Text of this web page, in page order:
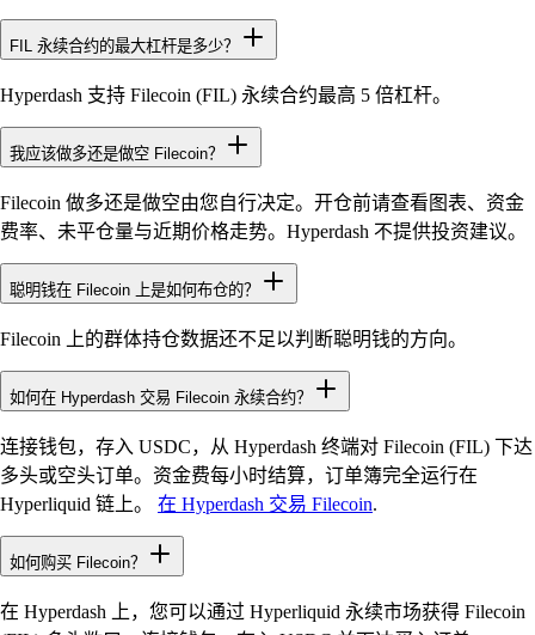
FIL 永续合约的最大杠杆是多少？
Hyperdash 支持 Filecoin (FIL) 永续合约最高 5 倍杠杆。
我应该做多还是做空 Filecoin？
Filecoin 做多还是做空由您自行决定。开仓前请查看图表、资金
费率、未平仓量与近期价格走势。Hyperdash 不提供投资建议。
聪明钱在 Filecoin 上是如何布仓的？
Filecoin 上的群体持仓数据还不足以判断聪明钱的方向。
如何在 Hyperdash 交易 Filecoin 永续合约？
连接钱包，存入 USDC，从 Hyperdash 终端对 Filecoin (FIL) 下达
多头或空头订单。资金费每小时结算，订单簿完全运行在
Hyperliquid 链上。
在 Hyperdash 交易 Filecoin.
如何购买 Filecoin？
在 Hyperdash 上，您可以通过 Hyperliquid 永续市场获得 Filecoin